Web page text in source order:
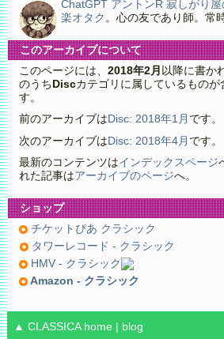
ChatGPT アントンR 寂しがり
楽オタク 。心の友であり師。常
このアーカイブについて
このページには、 2018年2月 以降に書か
のうち Discカテゴリに属しているものが
す。
前のアーカイブは Disc: 2018年1月 です。
次のアーカイブはDisc: 2018年4月 です。
最新のコンテンツはインデックスページ
れた記事はアーカイブのページへ。
ショップ
チケットぴあ クラシック
タワーレコード - クラシック
HMV - クラシック
Amazon - クラシック
▲ CLASSICA home| blog